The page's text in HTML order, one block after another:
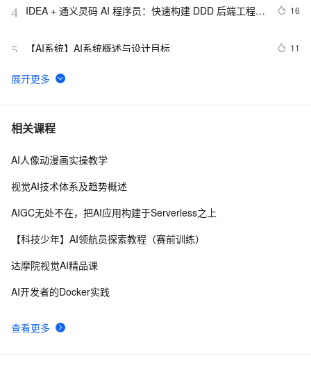
4 IDEA + 通义灵码 AI 程序员：快速构建 DDD 后端工程模
16
5 【AI系统】AI系统概述与设计目标 11
6
《百炼成金-大金融模型新篇章》––11.构建金融级AI原
7 视觉AI五天训练营教程 Day 1
8 固特异（Goodyear）利用人工智能和物联网实现数字化
AI工作流！
10AAAI,ICML,CVPR,NeurIPS...31篇国际七大AI顶会2021
相关课程
查看更多
AI人像动漫画实操教学
视觉AI技术体系及趋势概述
AIGC无处不在，把AI应用构建于Serverless之上
【科技少年】AI领航员探索教程（赛前训练）
达摩院视觉AI精品课
AI开发者的Docker实践